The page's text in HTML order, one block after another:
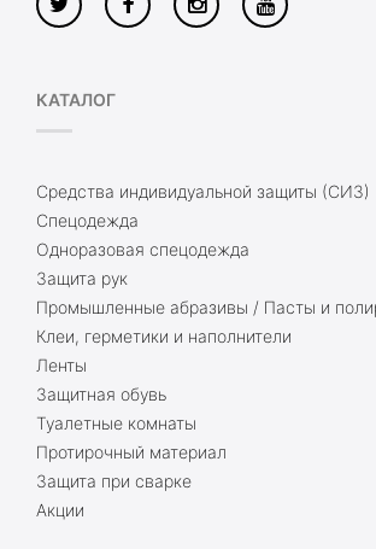
КАТАЛОГ
Средства индивидуальной защиты (СИЗ)
Спецодежда
Одноразовая спецодежда
Защита рук
Промышленные абразивы / Пасты и
Клеи, герметики и наполнители
Ленты
Защитная обувь
Туалетные комнаты
Протирочный материал
Защита при сварке
Акции